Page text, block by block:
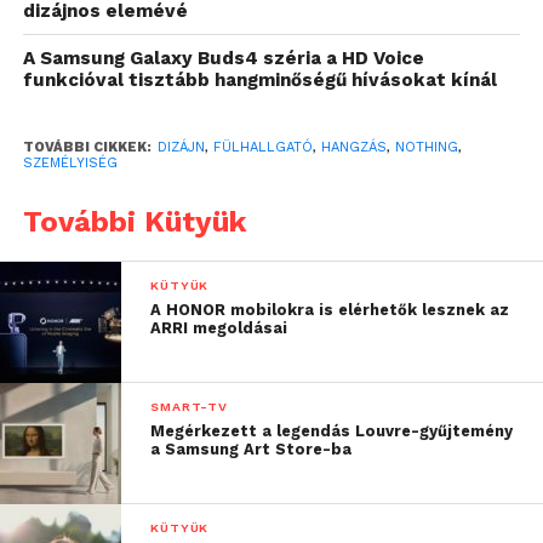
összecsippentése szükséges.
A felvételek automatikusan szinkronizálódnak a
szerkeszthetők, megoszthatók és leirat is készíthető
belőlük. A leirat legfontosabb részleteiből
készíteni, így a legfontosabb gondolatok
egyszerűen kiemelhetőek és megjegyezhetőek.
dizájnos elemévé
A Samsung Galaxy Buds4 széria a HD Voice
funkcióval tisztább hangminőségű hívásokat kínál
TOVÁBBI CIKKEK: DIZÁJN, FÜLHALLGATÓ, HANGZÁS, NOTHING,
SZEMÉLYISÉG
További Kütyük
KÜTYÜK
A HONOR mobilokra is elérhetők lesznek az
ARRI megoldásai
SMART-TV
Megérkezett a legendás Louvre-gyűjtemény
a Samsung Art Store-ba
KÜTYÜK